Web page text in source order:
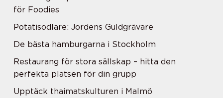
för Foodies
Potatisodlare: Jordens Guldgrävare
De bästa hamburgarna i Stockholm
Restaurang för stora sällskap – hitta den
perfekta platsen för din grupp
Upptäck thaimatskulturen i Malmö